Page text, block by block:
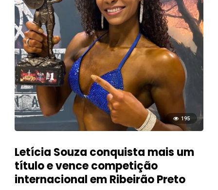
195
Letícia Souza conquista mais um
título e vence competição
internacional em Ribeirão Preto